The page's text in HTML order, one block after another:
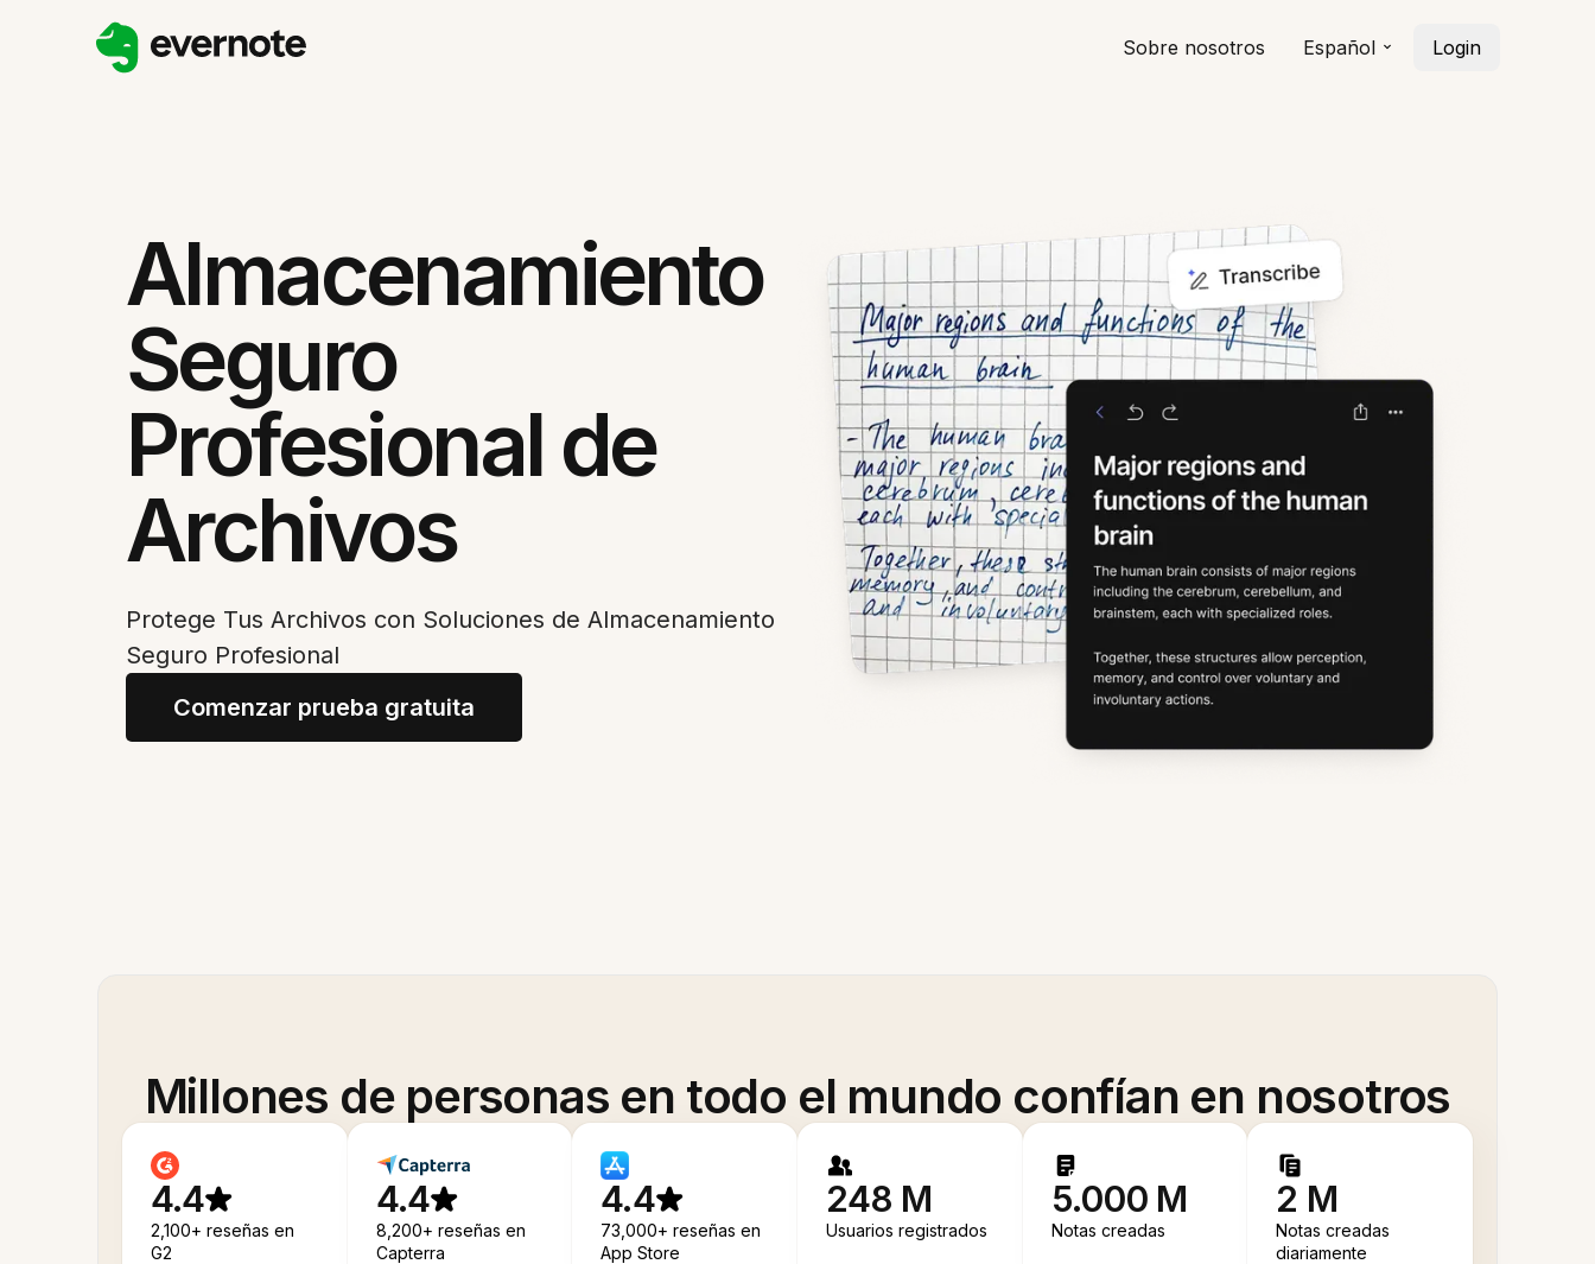
Sobre nosotros Español Login
Almacenamiento
Seguro
Profesional de
Archivos
Protege Tus Archivos con Soluciones de Almacenamiento
Seguro Profesional
Comenzar prueba gratuita
Millones de personas en todo el mundo confían en nosotros
4.4
2,100+ reseñas en
G2
4.4
8,200+ reseñas en
Capterra
4.4
73,000+ reseñas en
App Store
248 M
Usuarios registrados
5.000 M
Notas creadas
2 M
Notas creadas
diariamente